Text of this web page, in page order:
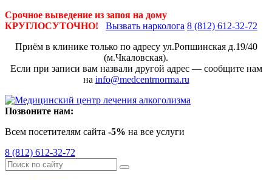
Срочное выведение из запоя на дому
КРУГЛОСУТОЧНО!
Вызвать нарколога 8 (812) 612-32-72
Приём в клинике только по адресу ул.Ропшинская д.19/40
(м.Чкаловская).
Если при записи вам назвали другой адрес — сообщите нам
на info@medcentrnorma.ru
Позвоните нам:
Всем посетителям сайта -5% на все услуги
8 (812) 612-32-72